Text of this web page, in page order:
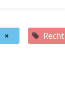
× Recht